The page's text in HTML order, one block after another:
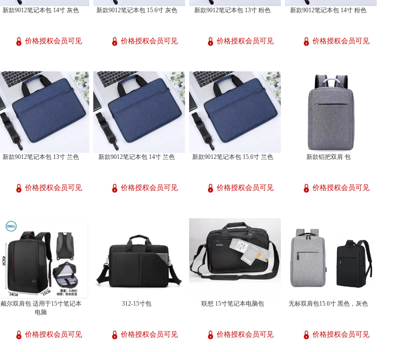
新款9012笔记本包 14寸 灰色
价格授权会员可见
新款9012笔记本包 15.6寸 灰色
价格授权会员可见
新款9012笔记本包 13寸 粉色
价格授权会员可见
新款9012笔记本包 14寸 粉色
价格授权会员可见
新款9012笔记本包 13寸 兰色
价格授权会员可见
新款9012笔记本包 14寸 兰色
价格授权会员可见
新款9012笔记本包 15.6寸 兰色
价格授权会员可见
新款铝把双肩 包
价格授权会员可见
戴尔双肩包 适用于15寸笔记本
电脑
价格授权会员可见
312-15寸包
价格授权会员可见
联想 15寸笔记本电脑包
价格授权会员可见
无标双肩包15.6寸 黑色，灰色
价格授权会员可见